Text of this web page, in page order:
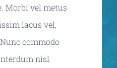
Morbi vel metus
lacus vel,
commodo
nisl